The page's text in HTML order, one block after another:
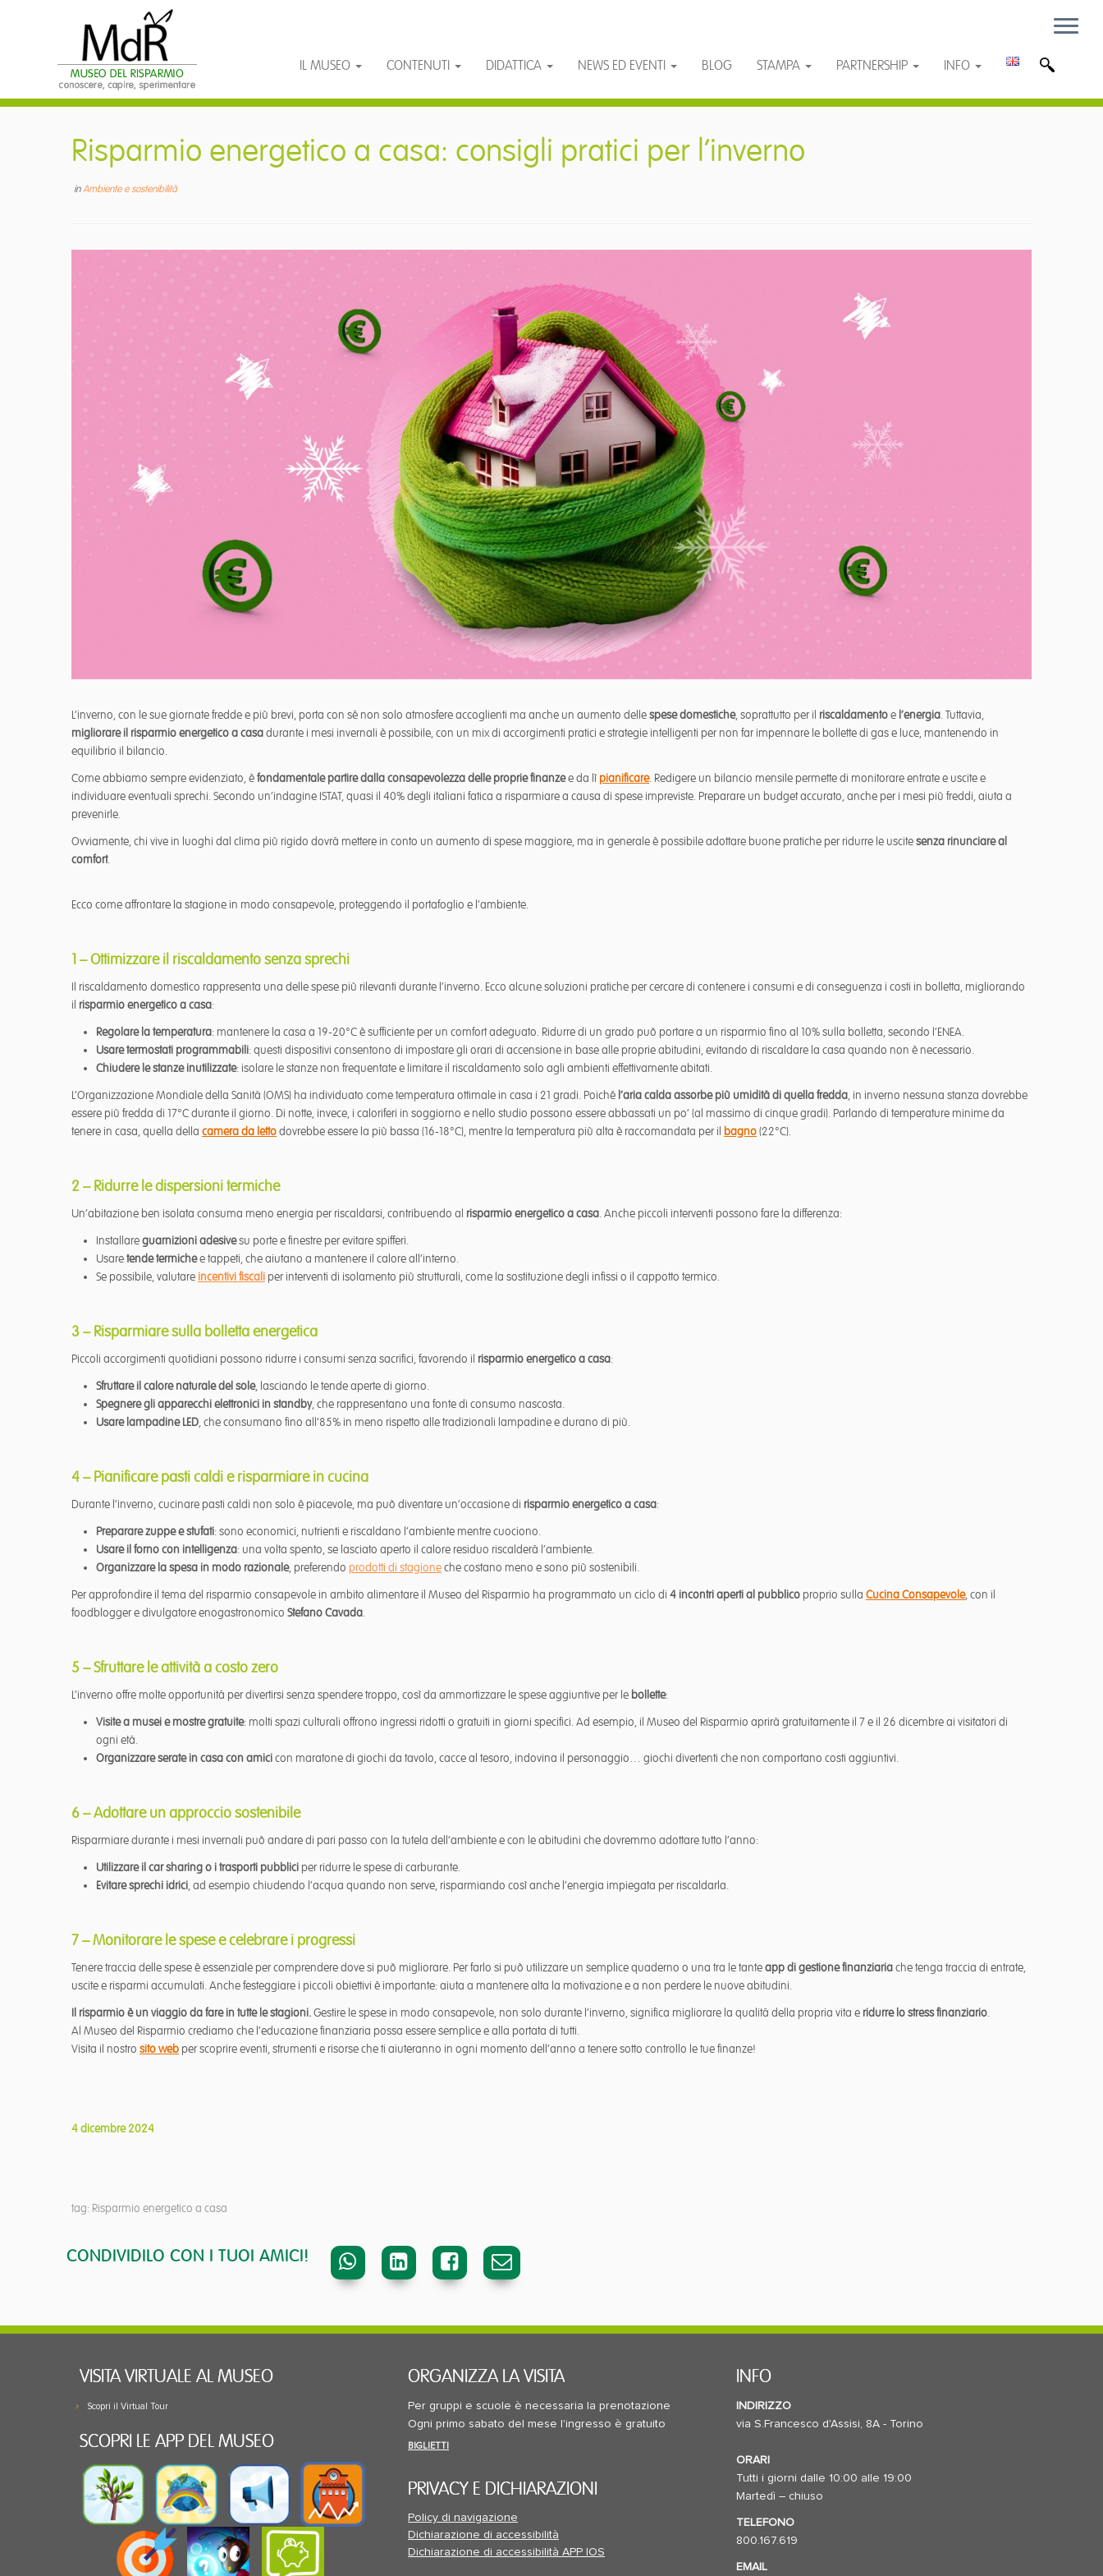
IL MUSEO CONTENUTI DIDATTICA NEWS ED EVENTI BLOG STAMPA PARTNERSHIP INFO
Risparmio energetico a casa: consigli pratici per l’inverno
inAmbiente e sostenibilità
L’inverno, con le sue giornate fredde e più brevi, porta con sé non solo atmosfere accoglienti ma anche un aumento dellespese domestiche, soprattutto per il riscaldamentoe l’energia. Tuttavia,
migliorare il risparmio energetico a casadurante i mesi invernali è possibile, con un mix di accorgimenti pratici e strategie intelligenti per non far impennare le bollette di gas e luce, mantenendo in
equilibrio il bilancio.
Come abbiamo sempre evidenziato, èfondamentale partire dalla consapevolezza delle proprie finanzee da lì pianificare. Redigere un bilancio mensile permette di monitorare entrate e uscite e
individuare eventuali sprechi. Secondo un’indagine ISTAT, quasi il 40% degli italiani fatica a risparmiare a causa di spese impreviste. Preparare un budget accurato, anche per i mesi più freddi, aiuta a
prevenirle.
Ovviamente, chi vive in luoghi dal clima più rigido dovrà mettere in conto un aumento di spese maggiore, ma in generale è possibile adottare buone pratiche per ridurre le uscitesenza rinunciare al
comfort.
Ecco come affrontare la stagione in modo consapevole, proteggendo il portafoglio e l’ambiente.
1 – Ottimizzare il riscaldamento senza sprechi
Il riscaldamento domestico rappresenta una delle spese più rilevanti durante l’inverno. Ecco alcune soluzioni pratiche per cercare di contenere i consumi e di conseguenza i costi in bolletta, migliorando
il risparmio energetico a casa:
Regolare la temperatura: mantenere la casa a 19-20°C è sufficiente per un comfort adeguato. Ridurre di un grado può portare a un risparmio fino al 10% sulla bolletta, secondo l’ENEA.
Usare termostati programmabili: questi dispositivi consentono di impostare gli orari di accensione in base alle proprie abitudini, evitando di riscaldare la casa quando non è necessario.
Chiudere le stanze inutilizzate: isolare le stanze non frequentate e limitare il riscaldamento solo agli ambienti effettivamente abitati.
L’Organizzazione Mondiale della Sanità (OMS) ha individuato come temperatura ottimale in casa i 21 gradi. Poiché l’aria calda assorbe più umidità di quella fredda, in inverno nessuna stanza dovrebbe
essere più fredda di 17°C durante il giorno. Di notte, invece, i caloriferi in soggiorno e nello studio possono essere abbassati un po’ (al massimo di cinque gradi). Parlando di temperature minime da
tenere in casa, quella della camera da lettodovrebbe essere la più bassa (16-18°C), mentre la temperatura più alta è raccomandata per il bagno(22°C).
2 – Ridurre le dispersioni termiche
Un’abitazione ben isolata consuma meno energia per riscaldarsi, contribuendo al risparmio energetico a casa. Anche piccoli interventi possono fare la differenza:
Installareguarnizioni adesivesu porte e finestre per evitare spifferi.
Usaretende termichee tappeti, che aiutano a mantenere il calore all’interno.
Se possibile, valutareincentivi fiscali per interventi di isolamento più strutturali, come la sostituzione degli infissi o il cappotto termico.
3 – Risparmiare sulla bolletta energetica
Piccoli accorgimenti quotidiani possono ridurre i consumi senza sacrifici, favorendo il risparmio energetico a casa:
Sfruttare il calore naturale del sole, lasciando le tende aperte di giorno.
Spegnere gli apparecchi elettronici in standby, che rappresentano una fonte di consumo nascosta.
Usare lampadine LED, che consumano fino all’85% in meno rispetto alle tradizionali lampadine e durano di più.
4 – Pianificare pasti caldi e risparmiare in cucina
Durante l’inverno, cucinare pasti caldi non solo è piacevole, ma può diventare un’occasione di risparmio energetico a casa:
Preparare zuppe e stufati: sono economici, nutrienti e riscaldano l’ambiente mentre cuociono.
Usare il forno con intelligenza: una volta spento, se lasciato aperto il calore residuo riscalderà l’ambiente.
Organizzare la spesa in modo razionale, preferendo prodotti di stagioneche costano meno e sono più sostenibili.
Per approfondire il tema del risparmio consapevole in ambito alimentare il Museo del Risparmio ha programmato un ciclo di 4 incontri aperti al pubblico proprio sulla Cucina Consapevole, con il
foodblogger e divulgatore enogastronomico Stefano Cavada.
5 – Sfruttare le attività a costo zero
L’inverno offre molte opportunità per divertirsi senza spendere troppo, così da ammortizzare le spese aggiuntive per le bollette:
Visite a musei e mostre gratuite: molti spazi culturali offrono ingressi ridotti o gratuiti in giorni specifici. Ad esempio, il Museo del Risparmio aprirà gratuitamente il 7 e il 26 dicembre ai visitatori di
ogni età.
Organizzare serate in casa con amicicon maratone di giochi da tavolo, cacce al tesoro, indovina il personaggio… giochi divertenti che non comportano costi aggiuntivi.
6 – Adottare un approccio sostenibile
Risparmiare durante i mesi invernali può andare di pari passo con la tutela dell’ambiente e con le abitudini che dovremmo adottare tutto l’anno:
Utilizzare il car sharing o i trasporti pubblici per ridurre le spese di carburante.
Evitare sprechi idrici, ad esempio chiudendo l’acqua quando non serve, risparmiando così anche l’energia impiegata per riscaldarla.
7 – Monitorare le spese e celebrare i progressi
Tenere traccia delle spese è essenziale per comprendere dove si può migliorare. Per farlo si può utilizzare un semplice quaderno o una tra le tanteapp di gestione finanziariache tenga traccia di entrate,
uscite e risparmi accumulati. Anche festeggiare i piccoli obiettivi è importante: aiuta a mantenere alta la motivazione e a non perdere le nuove abitudini.
Il risparmio è un viaggio da fare in tutte le stagioni.Gestire le spese in modo consapevole, non solo durante l’inverno, significa migliorare la qualità della propria vita e ridurre lo stress finanziario.
Al Museo del Risparmio crediamo che l’educazione finanziaria possa essere semplice e alla portata di tutti.
Visita il nostro sito web per scoprire eventi, strumenti e risorse che ti aiuteranno in ogni momento dell’anno a tenere sotto controllo le tue finanze!
4 dicembre 2024
tag: Risparmio energetico a casa
CONDIVIDILO CON I TUOI AMICI!
VISITA VIRTUALE AL MUSEO
Scopri il Virtual Tour
SCOPRI LE APP DEL MUSEO
ORGANIZZA LA VISITA
Per gruppi e scuole è necessaria la prenotazione
Ogni primo sabato del mese l'ingresso è gratuito
BIGLIETTI
PRIVACY E DICHIARAZIONI
Policy di navigazione
Dichiarazione di accessibilità
Dichiarazione di accessibilità APP IOS
INFO
INDIRIZZO
via S.Francesco d'Assisi, 8A - Torino
ORARI
Tutti i giorni dalle 10:00 alle 19:00
Martedì – chiuso
TELEFONO
800.167.619
EMAIL